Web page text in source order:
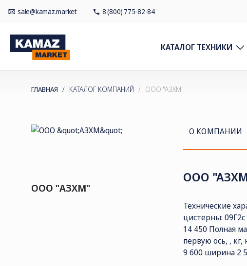
sale@kamaz.market 8 (800) 775-82-84
КАТАЛОГ ТЕХНИКИ
ПОЧТА
ГЛАВНАЯ / КАТАЛОГ КОМПАНИЙ / ООО "АЗХМ"
ООО "АЗХМ"
О КОМПАНИИ
ООО
Технические
цистерны:
14 450 Полная
первую ось, ,
9 600 ширина 2